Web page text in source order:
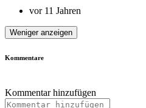
vor 11 Jahren
Weniger anzeigen
Kommentare
Kommentar hinzufügen